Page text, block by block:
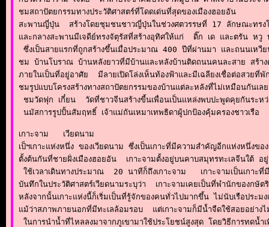
ชมสถาปัตยกรรมทางประวัติศาสตร์ที่โดดเด่นที่สุดของเมืองฮอยอัน
สะพานญี่ปุ่น  สร้างโดยชุมชนชาวญี่ปุ่นในช่วงศตวรรษที่ 17 ลักษณะทรงโ
และกลางสะพานมีเจดีย์ทรงจัตุรัสที่สร้างอุทิศให้แก่  ดิ๊ก เด และตรัน ห
ซึ่งเป็นสายแรกที่ถูกสร้างขึ้นเมื่อประมาณ 400 ปีที่ผ่านมา และถนนเ
ชม บ้านโบราณ บ้านหลังยาวที่มีบ้านและหลังบ้านติดถนนคนละสาย สร้
ภายในเป็นที่อยู่อาศัย  มีลายเปิดโล่งเห็นท้องฟ้าและมีเฉลียงเชื่อต่อสวยที่พั
ชมรูปแบบโครงสร้างทางสถาปัตยกรรมของบ้านแต่ละหลังที่ไม่เหมือนกั
ชมวัดฟุก เกี๋ยน  วัดที่ชาวจีนสร้างขี้นเพื่อนเป็นแหล่งพบปะพูดคุยกันระห
นมัสการรูปปั้นสัมฤทธิ์ เจ้าแม่ถันเหมาเทพธิดาผู้ปกป้องคุ้มครองชาวเ
เกาะจาม   เวียดนาม
เป็ฯเกาะแห่งหนึ่ง ของเวียดนาม ซึ่งเป็นเกาะที่มีความสำคัญอีกแห่งหนึ่ง
ตั้งต้นกันที่ชายฝั่งเมืองฮอยอัน  เกาะจามตั้งอยู่บนคาบสมุทรทะเลจีนใต้
ใช้เวลาเดินทางประมาณ  20 นาทีก็ถึงเกาะจาม   เกาะจามเป็นเกา
บันทึกในประวัติศาสตร์เวียดนามระบุว่า  เกาะจามเคยเป็นที่พำนักของก
หลังจากนั้นเกาะแห่งนี้ก็เริ่มเป็นที่รู้จักของคนทั่วไปมากขึ้น ไม่นับเรือประม
แม้ว่าสภาพภายนอกที่มีทะเลล้อมรอบ  แต่เกาะจามก็มีน้ำจืดใช้สอยอย่า
ในการนำน้ำที่ไหลลงมาจากภูเขามาใช้ประโยชน์สูงสุด โดยวิธีการทด